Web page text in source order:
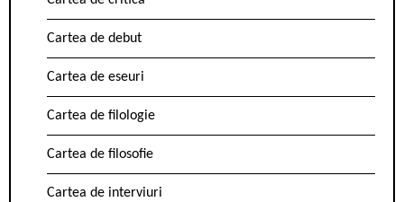
Cartea de debut
Cartea de eseuri
Cartea de filologie
Cartea de filosofie
Cartea de interviuri